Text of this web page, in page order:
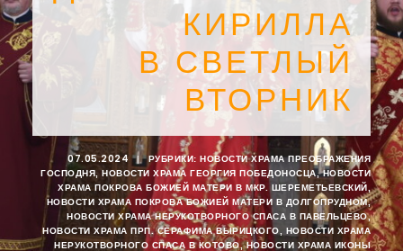
КИРИЛЛА
В СВЕТЛЫЙ
ВТОРНИК
07.05.2024 | РУБРИКИ: НОВОСТИ ХРАМА ПРЕОБРАЖЕНИЯ
ГОСПОДНЯ ,НОВОСТИ ХРАМА ГЕОРГИЯ ПОБЕДОНОСЦА,НОВОСТИ
ХРАМА ПОКРОВА БОЖИЕЙ МАТЕРИ В МКР. ШЕРЕМЕТЬЕВСКИЙ
НОВОСТИ ХРАМА ПОКРОВА БОЖИЕЙ МАТЕРИ В ДОЛГОПРУДНОМ,
НОВОСТИ ХРАМА НЕРУКОТВОРНОГО СПАСА В ПАВЕЛЬЦЕВО,
НОВОСТИ ХРАМА ПРП. СЕРАФИМА ВЫРИЦКОГО
НОВОСТИ ХРАМА
НЕРУКОТВОРНОГО СПАСА В КОТОВО ,НОВОСТИ ХРАМА ИКОНЫ